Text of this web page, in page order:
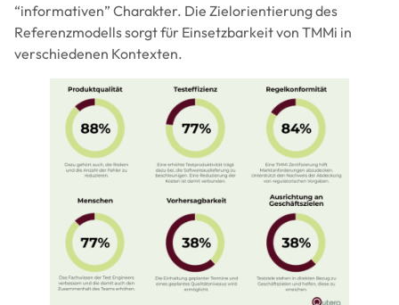
“informativen” Charakter. Die Zielorientierung des
Referenzmodells sorgt für Einsetzbarkeit von TMMi in
verschiedenen Kontexten.
Image